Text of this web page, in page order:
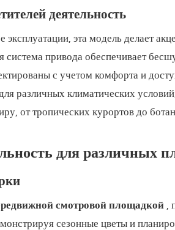
деятельность
эта модель делает
система привода обеспечивает
с учетом комфорта и
различных климатических
от тропических курортов до
для различных
смотровой площадкой,
сезонные цветы и